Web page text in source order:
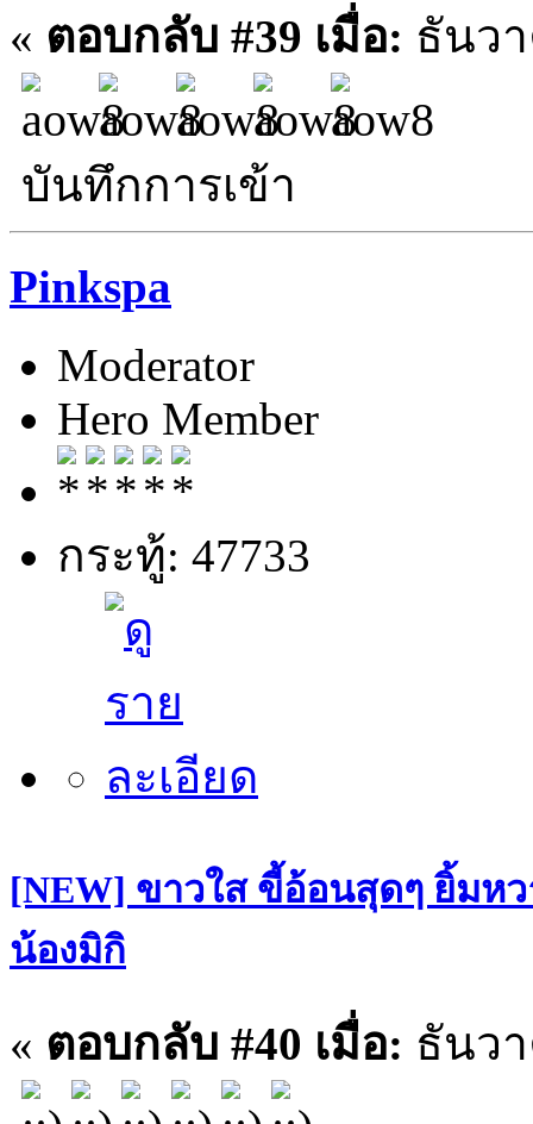
« ตอบกลับ #39 เมื่อ: ธันวา
บันทึกการเข้า
Pinkspa
Moderator
Hero Member
กระทู้: 47733
[NEW] ขาวใส ขี้อ้อนสุดๆ ยิ้มห
น้องมิกิ
« ตอบกลับ #40 เมื่อ: ธันวา